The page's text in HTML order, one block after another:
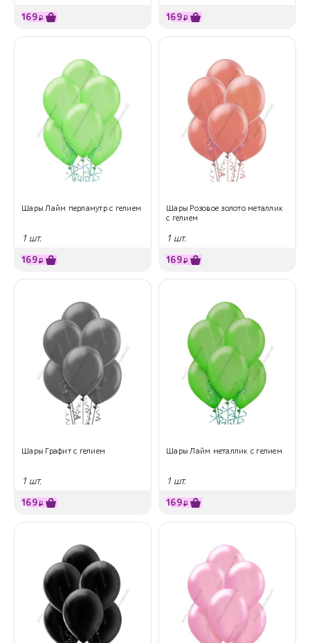
169₽ 169₽
Шары Лайм перламутр с гелием
1 шт.
169₽
Шары Розовое золото металлик
с гелием
1 шт.
169₽
Шары Графит с гелием
1 шт.
169₽
Шары Лайм металлик с гелием
1 шт.
169₽